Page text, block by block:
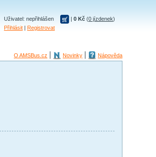
Uživatel: nepřihlášen | 0 Kč (0 jízdenek)
Přihlásit | Registrovat
O AMSBus.cz Novinky Nápověda